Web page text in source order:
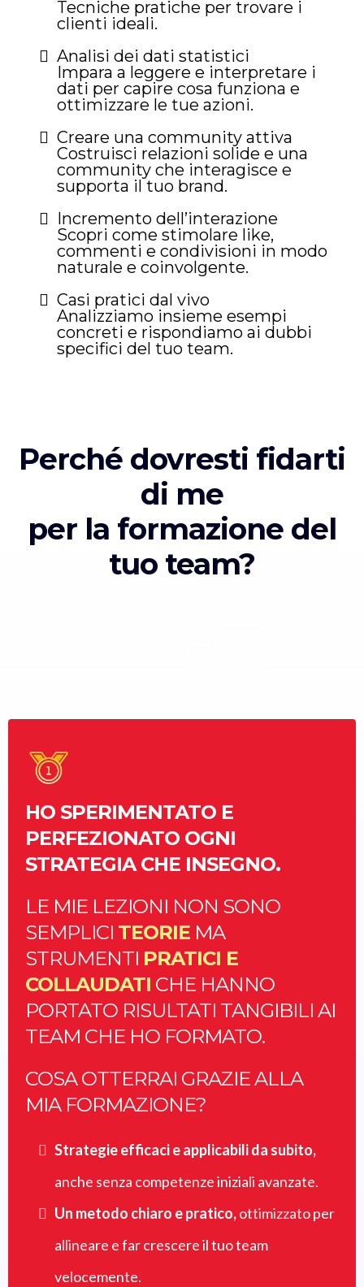
Tecniche pratiche per trovare i
clienti ideali.
Analisi dei dati statistici
Impara a leggere e interpretare i
dati per capire cosa funziona e
ottimizzare le tue azioni.
Creare una community attiva
Costruisci relazioni solide e una
community che interagisce e
supporta il tuo brand.
Incremento dell’interazione
Scopri come stimolare like,
commenti e condivisioni in modo
naturale e coinvolgente.
Casi pratici dal vivo
Analizziamo insieme esempi
concreti e rispondiamo ai dubbi
specifici del tuo team.
Perché dovresti fidarti
di me
per la formazione del
tuo team?
HO SPERIMENTATO E
PERFEZIONATO OGNI
STRATEGIA CHE INSEGNO.
LE MIE LEZIONI NON SONO
SEMPLICI TEORIE MA
STRUMENTI PRATICI E
COLLAUDATI CHE HANNO
PORTATO RISULTATI TANGIBILI AI
TEAM CHE HO FORMATO.
COSA OTTERRAI GRAZIE ALLA
MIA FORMAZIONE?
Strategie efficaci e applicabili da subito,
anche senza competenze iniziali avanzate.
Un metodo chiaro e pratico,ottimizzato per
allineare e far crescere il tuo team
velocemente.